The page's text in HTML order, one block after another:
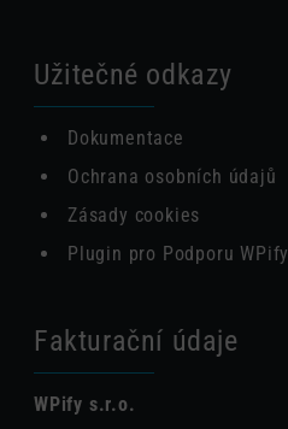
Užitečné odkazy
Dokumentace
Ochrana osobních údajů
Zásady cookies
Plugin pro Podporu WPify
Fakturační údaje
WPify s.r.o.